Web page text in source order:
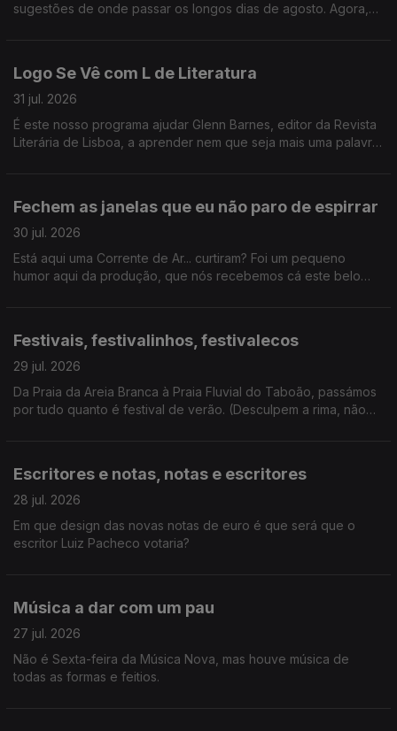
sugestões de onde passar os longos dias de agosto. Agora,
feira: cinema ao ar livre, exposição de LEGO na Cordoaria
Nacional, roteiro pelas praias da Costa Vicentina, e bilhetes
para o Vagos Metal Fest e para o Bons Sons.
Logo Se Vê com L de Literatura
31 jul. 2026
É este nosso programa ajudar Glenn Barnes, editor da Revista
Literária de Lisboa, a aprender nem que seja mais uma palavra
falássemos hoje.
Fechem as janelas que eu não paro de espirrar
30 jul. 2026
Está aqui uma Corrente de Ar... curtiram? Foi um pequeno
humor aqui da produção, que nós recebemos cá este belo
Festivais, festivalinhos, festivalecos
29 jul. 2026
Da Praia da Areia Branca à Praia Fluvial do Taboão, passámos
por tudo quanto é festival de verão. (Desculpem a rima, não
Escritores e notas, notas e escritores
28 jul. 2026
Em que design das novas notas de euro é que será que o
escritor Luiz Pacheco votaria?
Música a dar com um pau
27 jul. 2026
Não é Sexta-feira da Música Nova, mas houve música de
todas as formas e feitios.